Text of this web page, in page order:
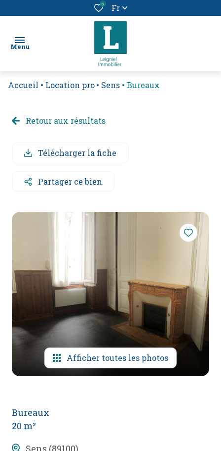
0 Fr
Menu
bien
e-
question
l'agence
Accueil Location pro Sens Bureaux
Retour aux résultats
Télécharger la fiche
Partager ce bien
Afficher toutes les photos
Bureaux
20 m²
Sens (89100)